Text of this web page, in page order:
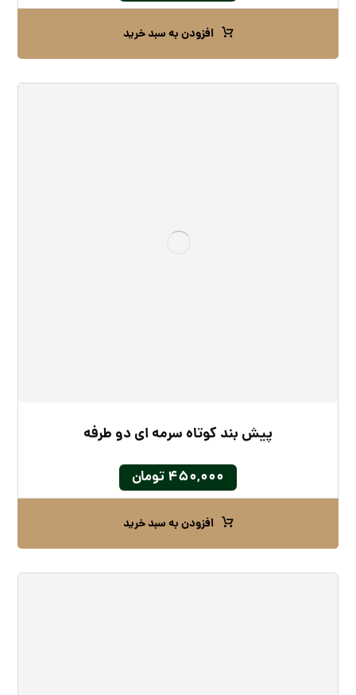
افزودن به سبد خرید
پیش‌ بند کوتاه سرمه ای دو طرفه
۴۵۰,۰۰۰تومان
افزودن به سبد خرید